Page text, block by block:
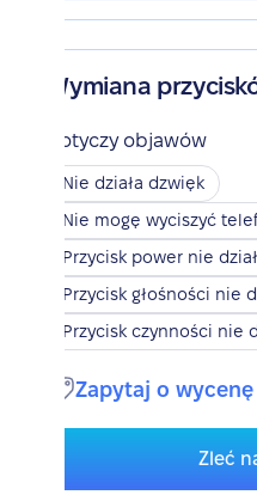
Wymiana
Dotyczy objawów
Nie działa dzwięk
Nie mogę wyciszyć
Przycisk power nie
Przycisk głośności nie
Przycisk czynności nie
Zapytaj o wycenę
Zleć